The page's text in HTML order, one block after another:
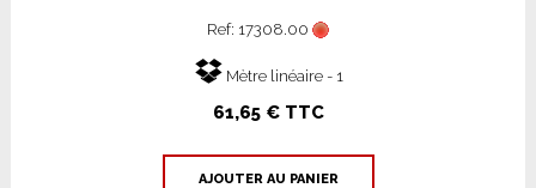
Ref: 17308.00
Mètre linéaire - 1
61,65 € TTC
AJOUTER AU PANIER